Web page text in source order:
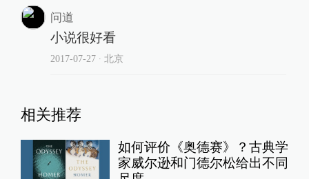
问道
小说很好看
2017-07-27∙ 北京
相关推荐
如何评价《奥德赛》？古典学
家威尔逊和门德尔松给出不同